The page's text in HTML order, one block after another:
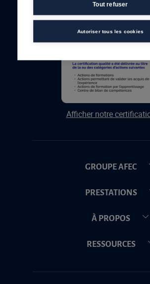
Afficher notre
GROUPE AFEC
PRESTATIONS
À PROPOS
RESSOURCES
Tout refuser
Autoriser tous les cookies